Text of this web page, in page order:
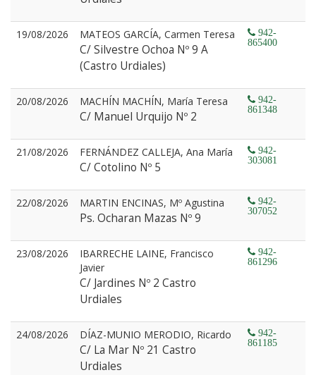
19/08/2026 MATEOS GARCÍA, Carmen Teresa
C/ Silvestre Ochoa Nº 9 A
(Castro Urdiales)
865400
20/08/2026 MACHÍN MACHÍN, María Teresa
C/ Manuel Urquijo Nº 2
861348
21/08/2026 FERNÁNDEZ CALLEJA, Ana María
C/ Cotolino Nº 5
303081
22/08/2026 MARTIN ENCINAS, Mº Agustina
Ps. Ocharan Mazas Nº 9
307052
23/08/2026
IBARRECHE LAINE, Francisco
Javier
C/ Jardines Nº 2 Castro
Urdiales
861296
24/08/2026 DÍAZ-MUNIO MERODIO, Ricardo
C/ La Mar Nº 21 Castro
Urdiales
861185